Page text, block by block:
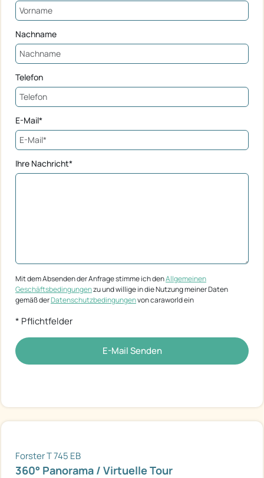
Nachname
Telefon
E-Mail*
Ihre Nachricht*
Mit dem Absenden der Anfrage stimme ich denAllgemeinen
Geschäftsbedingungenzu und willige in die Nutzung meiner Daten
gemäß derDatenschutzbedingungenvon caraworld ein
* Pflichtfelder
E-Mail Senden
Forster T 745 EB
360° Panorama / Virtuelle Tour